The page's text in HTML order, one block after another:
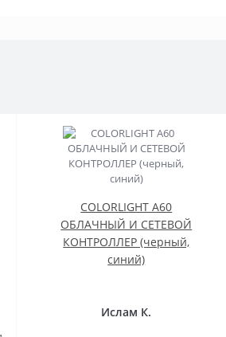
COLORLIGHT A60
ОБЛАЧНЫЙ И СЕТЕВОЙ
КОНТРОЛЛЕР (черный,
синий)
Ислам К.